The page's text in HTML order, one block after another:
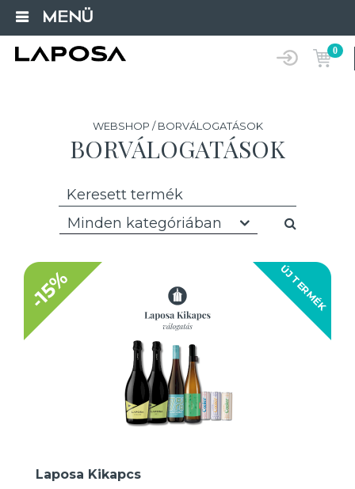
MENÜ
0
WEBSHOP / BORVÁLOGATÁSOK
BORVÁLOGATÁSOK
Minden kategóriában
ÚJ TERMÉK
-15%
Laposa Kikapcs